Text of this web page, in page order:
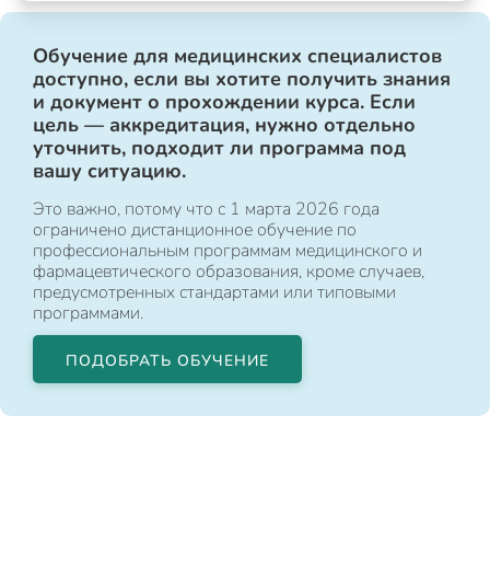
Обучение для медицинских специалистов
доступно, если вы хотите получить знания
и документ о прохождении курса. Если
цель — аккредитация, нужно отдельно
уточнить, подходит ли программа под
вашу ситуацию.
Это важно, потому что с 1 марта 2026 года
ограничено дистанционное обучение по
профессиональным программам медицинского и
фармацевтического образования, кроме случаев,
предусмотренных стандартами или типовыми
программами.
ПОДОБРАТЬ ОБУЧЕНИЕ